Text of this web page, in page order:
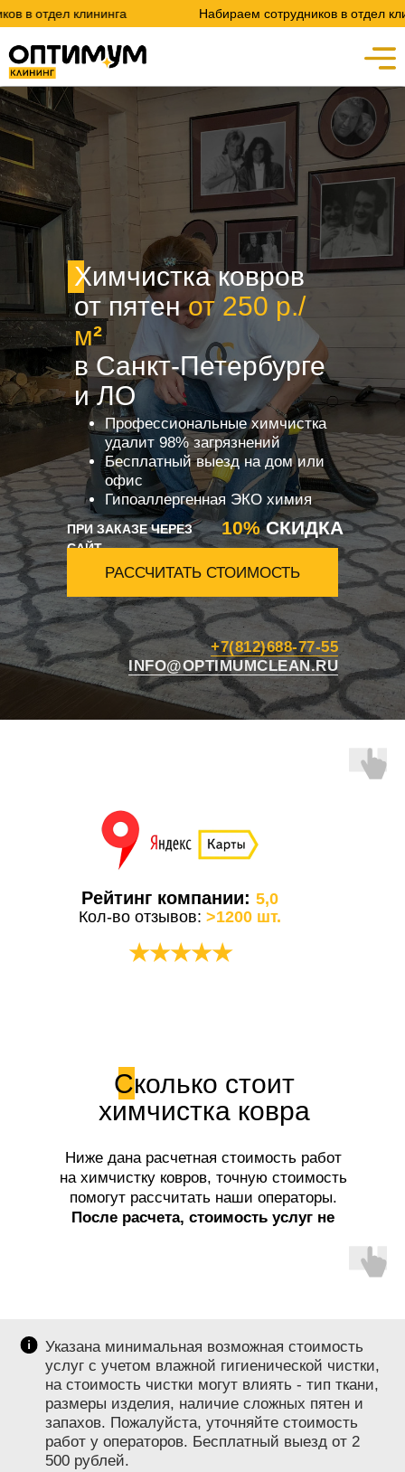
Набираем сотрудников в отдел клининга
10%СКИДКА
Профессиональные химчистка
удалит 98% загрязнений
Бесплатный выезд на дом или
офис
Гипоаллергенная ЭКО химия
ПРИ ЗАКАЗЕ ЧЕРЕЗ
САЙТ
РАССЧИТАТЬ СТОИМОСТЬ
+7(812)688-77-55
INFO@OPTIMUMCLEAN.RU
Химчистка ковров
от пятенот 250 р./
м²
в Санкт-Петербурге
и ЛО
Рейтинг компании:5,0
Кол-во отзывов:>1200 шт.
★★★★★
Сколько стоит
химчистка ковра
Ниже дана расчетная стоимость работ
на химчистку ковров, точную стоимость
помогут рассчитать наши операторы.
После расчета, стоимость услуг не
Указана минимальная возможная стоимость
услуг с учетом влажной гигиенической чистки,
на стоимость чистки могут влиять - тип ткани,
размеры изделия, наличие сложных пятен и
запахов. Пожалуйста, уточняйте стоимость
работ у операторов. Бесплатный выезд от 2
500 рублей.